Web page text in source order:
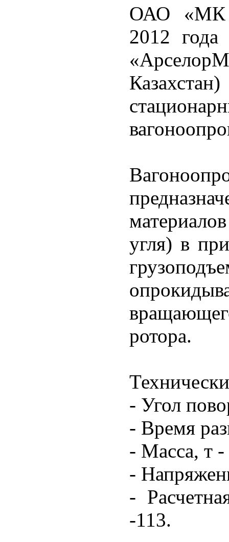
ОАО «МК
2012
угля) в
ротора.
- Угол
- Время
- Масса, т
-
-
-113.